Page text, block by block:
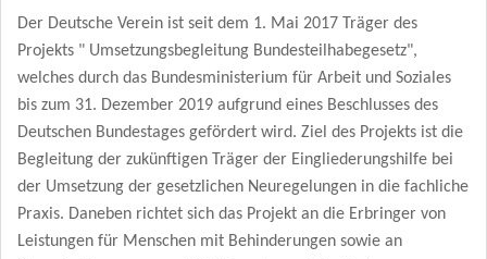
Der Deutsche Verein ist seit dem 1. Mai 2017 Träger des
Projekts " Umsetzungsbegleitung Bundesteilhabegesetz",
welches durch das Bundesministerium für Arbeit und Soziales
bis zum 31. Dezember 2019 aufgrund eines Beschlusses des
Deutschen Bundestages gefördert wird. Ziel des Projekts ist die
Begleitung der zukünftigen Träger der Eingliederungshilfe bei
der Umsetzung der gesetzlichen Neuregelungen in die fachliche
Praxis. Daneben richtet sich das Projekt an die Erbringer von
Leistungen für Menschen mit Behinderungen sowie an